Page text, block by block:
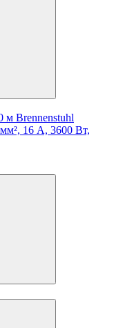
м Brennenstuhl
16 А, 3600 Вт,